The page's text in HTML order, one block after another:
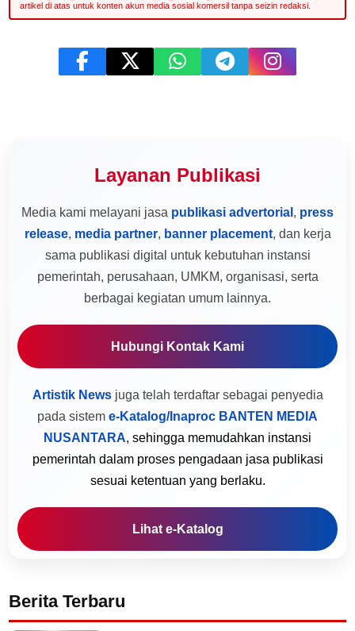
Layanan Publikasi
Media kami melayani jasa publikasi advertorial , press
release, media partner, banner placement, dan kerja
sama publikasi digital untuk kebutuhan instansi
pemerintah, perusahaan, UMKM, organisasi, serta
berbagai kegiatan umum lainnya.
Hubungi Kontak Kami
Artistik Newsjuga telah terdaftar sebagai penyedia
pada sistem e-Katalog/Inaproc BANTEN MEDIA
NUSANTARA, sehingga memudahkan instansi
pemerintah dalam proses pengadaan jasa publikasi
sesuai ketentuan yang berlaku.
Lihat e-Katalog
Berita Terbaru